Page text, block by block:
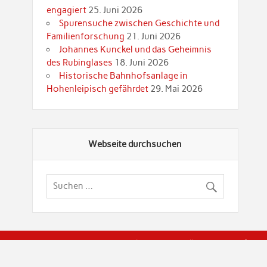
engagiert 25. Juni 2026
Spurensuche zwischen Geschichte und
Familienforschung 21. Juni 2026
Johannes Kunckel und das Geheimnis
des Rubinglases 18. Juni 2026
Historische Bahnhofsanlage in
Hohenleipisch gefährdet 29. Mai 2026
Webseite durchsuchen
© Brandenburgische Genealogische Gesellschaft (BGG)